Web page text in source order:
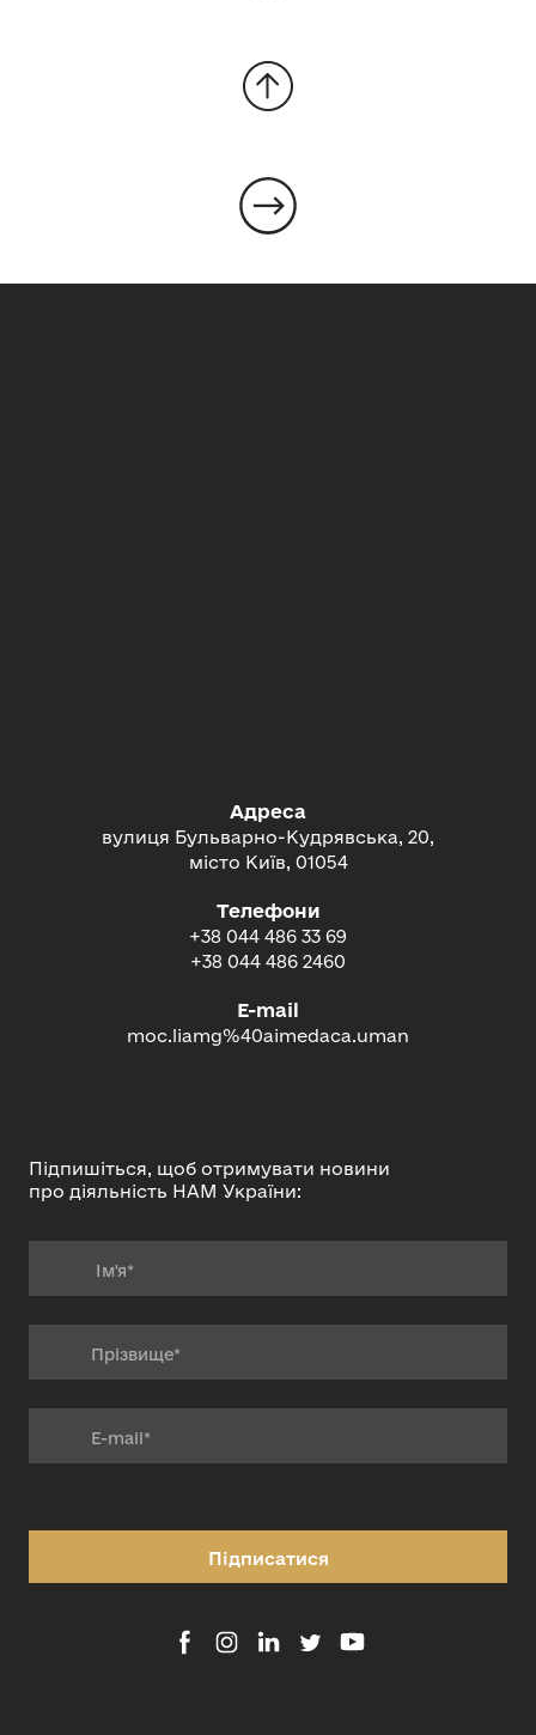
Адреса
вулиця Бульварно-Кудрявська, 20,
місто Київ, 01054
Телефони
+38 044 486 33 69
+38 044 486 2460
E-mail
moc.liamg%40aimedaca.uman
Підпишіться, щоб отримувати новини
про діяльність НАМ України:
Підписатися